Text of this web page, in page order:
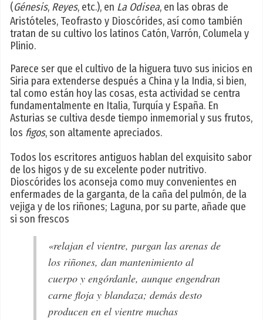
(Génesis, Reyes, etc.), en La Odisea, en las obras de
Aristóteles, Teofrasto y Dioscórides, así como también
tratan de su cultivo los latinos Catón, Varrón, Columela y
Plinio.
Parece ser que el cultivo de la higuera tuvo sus inicios en
Siria para extenderse después a China y la India, si bien,
tal como están hoy las cosas, esta actividad se centra
fundamentalmente en Italia, Turquía y España. En
Asturias se cultiva desde tiempo inmemorial y sus frutos,
los figos, son altamente apreciados.
Todos los escritores antiguos hablan del exquisito sabor
de los higos y de su excelente poder nutritivo.
Dioscórides los aconseja como muy convenientes en
enfermades de la garganta, de la caña del pulmón, de la
vejiga y de los riñones; Laguna, por su parte, añade que
si son frescos
«relajan el vientre, purgan las arenas de
los riñones, dan mantenimiento al
cuerpo y engórdanle, aunque engendran
carne floja y blandaza; demás desto
producen en el vientre muchas